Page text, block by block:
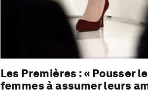
Les Premières : « Pousser
femmes à assumer leurs